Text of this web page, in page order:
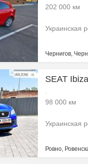
202 000 км
Украинская
Чернигов,
SEAT Ibiza
.
98 000 км
Украинская
Ровно,